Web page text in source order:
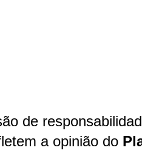
de
a opinião do